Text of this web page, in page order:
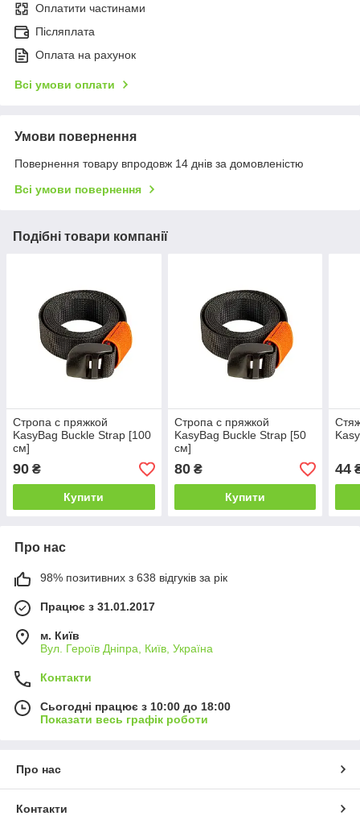
Оплатити частинами
Післяплата
Оплата на рахунок
Всі умови оплати
Умови повернення
Повернення товару впродовж 14 днів за домовленістю
Всі умови повернення
Подібні товари компанії
Стропа с пряжкой
KasyBag Buckle Strap [100
см]
90 ₴
Купити
Стропа с пряжкой
KasyBag Buckle Strap [50
см]
80₴
Купити
44
Про нас
98% позитивних з 638 відгуків за рік
Працює з 31.01.2017
м. Київ
Вул. Героїв Дніпра, Київ, Україна
Контакти
Сьогодні працює з 10:00 до 18:00
Показати весь графік роботи
Про нас
Контакти